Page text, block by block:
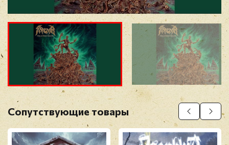
Прикрепить фото
Оставить отзыв
Перед публикацией отзывы проходят
модерацию
Сопутствующие товары